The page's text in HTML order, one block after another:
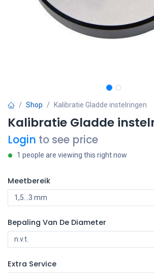
Shop Kalibratie Gladde instelringen
Kalibratie Gladde
Login to see price
1 people are viewing this right now
Meetbereik
Bepaling Van De Diameter
Extra Service